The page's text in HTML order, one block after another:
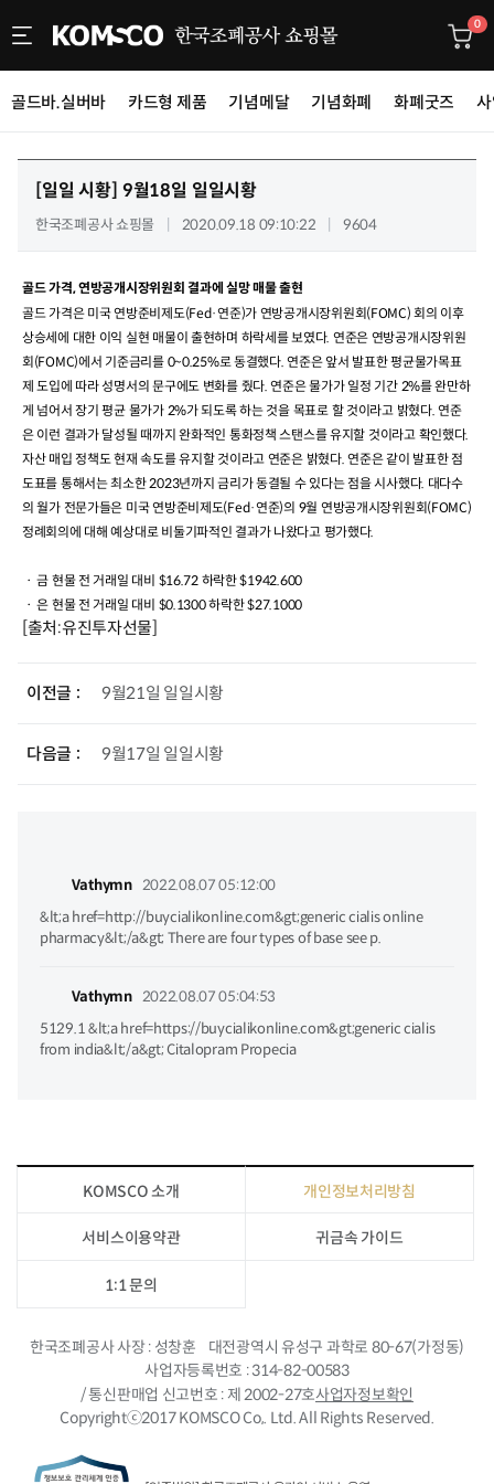
0
골드바.실버바 카드형 제품 기념메달 기념화폐 화폐굿즈
[일일 시황] 9월18일 일일시황
한국조폐공사 쇼핑몰 2020.09.18 09:10:22 9604
골드 가격, 연방공개시장위원회 결과에 실망 매물 출현
골드 가격은 미국 연방준비제도(Fed·연준)가 연방공개시장위원회 (FOMC)회의 이후
상승세에 대한 이익 실현 매물이 출현하며 하락세를 보였다. 연준은 연방공개시장위원
회 (FOMC)에서 기준금리를0~0.25%로 동결했다.연준은 앞서 발표한 평균물가목표
제 도입에 따라 성명서의 문구에도 변화를 줬다 .연준은 물가가 일정 기간2%를 완만하
게 넘어서 장기 평균 물가가2%가 되도록 하는 것을 목표로 할 것이라고 밝혔다.연준
은 이런 결과가 달성될 때까지 완화적인 통화정책 스탠스를 유지할 것이라고 확인했다.
자산 매입 정책도 현재 속도를 유지할 것이라고 연준은 밝혔다.연준은 같이 발표한 점
도표를 통해서는 최소한2023년까지 금리가 동결될 수 있다는 점을 시사했다. 대다수
의 월가 전문가들은 미국 연방준비제도(Fed·연준)의 9월 연방공개시장위원회 (FOMC)
정례회의에 대해 예상대로 비둘기파적인 결과가 나왔다고 평가했다.
ㆍ 금 현물 전 거래일 대비 $16.72 하락한$1942.600
ㆍ 은 현물 전 거래일 대비 $0.1300하락한$27.1000
[출처:유진투자선물]
이전글 9월21일 일일시황
다음글 9월17일 일일시황
Vathymn 2022.08.07 05:12:00
&lt;a href=http://buycialikonline.com&gt;generic cialis online
pharmacy&lt;/a&gt; There are four types of base see p.
Vathymn 2022.08.07 05:04:53
5129.1 &lt;a href=https://buycialikonline.com&gt;generic cialis
from india&lt;/a&gt; Citalopram Propecia
KOMSCO 소개 개인정보처리방침
서비스이용약관 귀금속 가이드
1:1 문의
한국조폐공사 사장 성창훈
대전광역시 유성구 과학로 80-67(가정동)
사업자등록번호 314-82-00583
/ 통신판매업 신고번호 제 2002-27호사업자정보확인
Copyrightⓒ2017 KOMSCO Co,. Ltd. All Rights Reserved.